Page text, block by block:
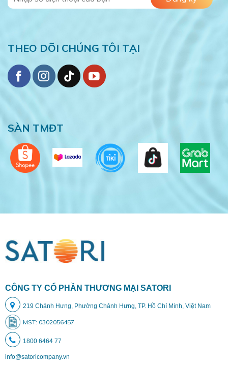
THEO DÕI CHÚNG TÔI TẠI
SÀN TMĐT
CÔNG TY CỔ PHẦN THƯƠNG MẠI SATORI
219 Chánh Hưng, Phường Chánh Hưng, TP. Hồ Chí Minh, Việt Nam
MST: 0302056457
1800 6464 77
info@satoricompany.vn